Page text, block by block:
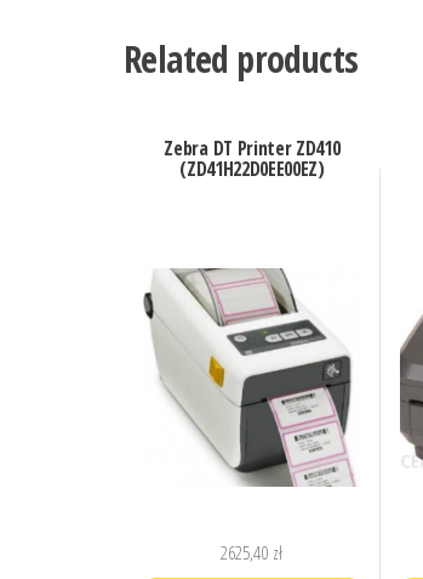
Related products
Zebra DT Printer ZD410
(ZD41H22D0EE00EZ)
2625,40 zł